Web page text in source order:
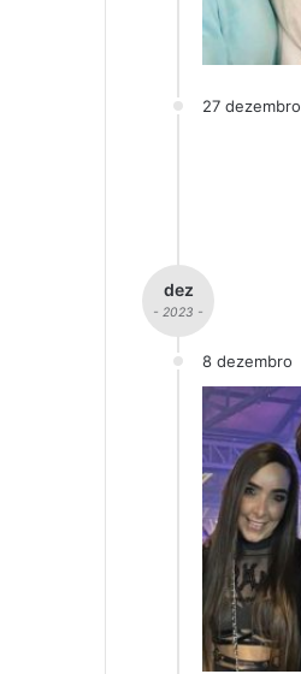
27 dezembro
dez
- 2023 -
8 dezembro